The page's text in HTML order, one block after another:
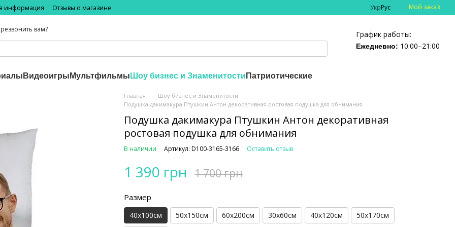
информация Отзывы о магазине УкрРус Мой заказ
вам?
График работы:
Ежедневно: 10:00–21:00
Видеоигры Мультфильмы Шоу бизнес и Знаменитости Патриотические
Главная
Шоу бизнес и Знаменитости
Подушка дакимакура Птушкин Антон декоративная ростовая подушка для обнимания
Подушка дакимакура Птушкин Антон декоративная
ростовая подушка для обнимания
В наличии Артикул: D100-3165-3166 Оставить отзыв
1 390 грн 1 700 грн
Размер
40х100см 50х150см 60х200см 30х60см 40х120см
50х170см